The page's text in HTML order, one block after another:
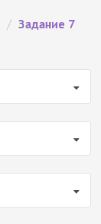
/ Задание 7